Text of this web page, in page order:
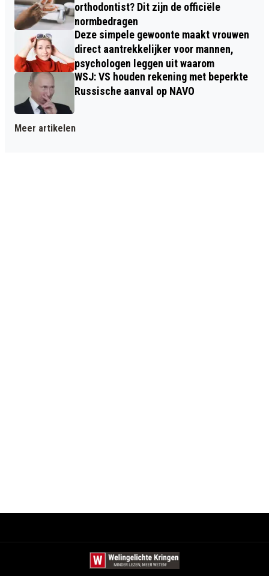
orthodontist? Dit zijn de officiële
normbedragen
Deze simpele gewoonte maakt vrouwen
direct aantrekkelijker voor mannen,
psychologen leggen uit waarom
WSJ: VS houden rekening met beperkte
Russische aanval op NAVO
Meer artikelen